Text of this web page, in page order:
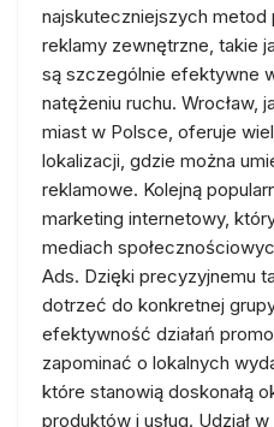
najskuteczniejszych
reklamy zewnętrzne, takie
są szczególnie efektywne
natężeniu ruchu. Wrocław,
miast w Polsce, oferuje
lokalizacji, gdzie można
reklamowe. Kolejną
marketing internetowy,
mediach
Ads. Dzięki precyzyjnemu
dotrzeć do konkretnej
efektywność działań
zapominać o lokalnych
które stanowią doskonałą
produktów i usług. Udział